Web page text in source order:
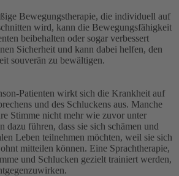
Bewegungstherapie, die individuell auf
wird, kann die Bewegungsfähigkeit
beibehalten oder sogar verbessert
Sicherheit und kann dabei helfen, den
souverän zu bewältigen.
Patienten wirkt sich die Krankheit auf
und des Schluckens aus. Manche
Stimme nicht mehr wie zuvor unter
dazu führen, dass sie sich schämen und
Leben teilnehmen möchten, weil sie sich
mitteilen können. Eine Sprachtherapie,
und Schlucken gezielt trainiert werden,